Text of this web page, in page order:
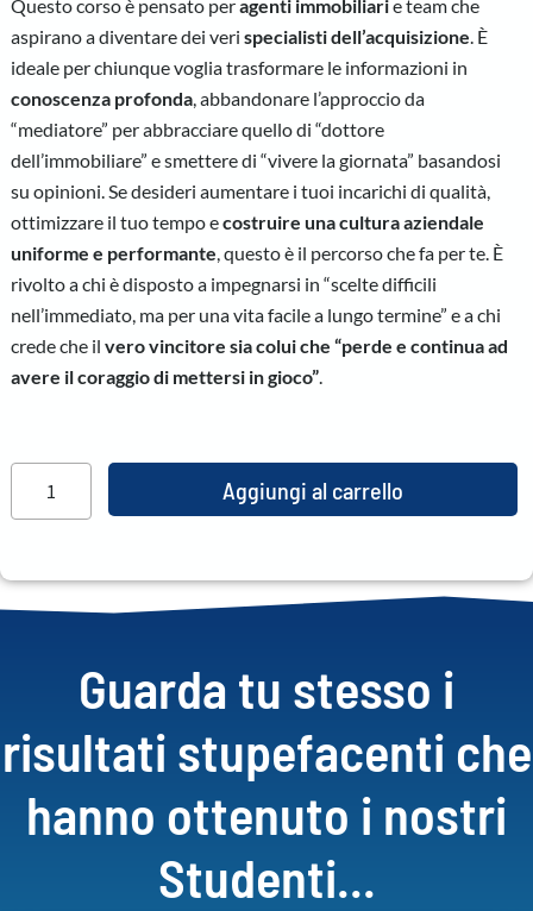
Questo corso è pensato peragenti immobiliarie team che
aspirano a diventare dei veri specialisti dell’acquisizione. È
ideale per chiunque voglia trasformare le informazioni in
conoscenza profonda, abbandonare l’approccio da
“mediatore” per abbracciare quello di “dottore
dell’immobiliare” e smettere di “vivere la giornata” basandosi
su opinioni. Se desideri aumentare i tuoi incarichi di qualità,
ottimizzare il tuo tempo ecostruire una cultura aziendale
uniforme e performante, questo è il percorso che fa per te. È
rivolto a chi è disposto a impegnarsi in “scelte difficili
nell’immediato, ma per una vita facile a lungo termine” e a chi
crede che il vero vincitore sia colui che “perde e continua ad
avere il coraggio di mettersi in gioco”.
Aggiungi al carrello
Guarda tu stesso i
risultati stupefacenti che
hanno ottenuto i nostri
Studenti...